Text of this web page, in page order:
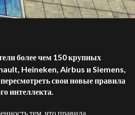
более чем 150 крупных
Heineken, Airbus и Siemens,
свои новые правила
интеллекта.
тем, что правила,